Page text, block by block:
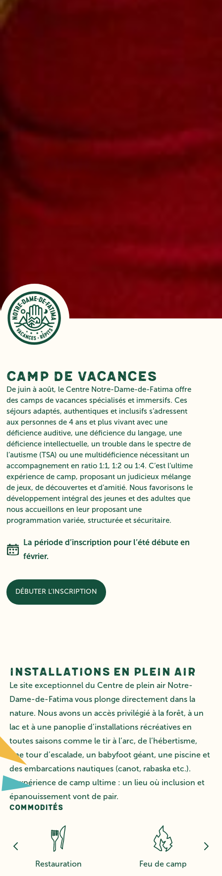
Camp de vacances
De juin à août, le Centre Notre-Dame-de-Fatima offre
des camps de vacances spécialisés et immersifs. Ces
séjours adaptés, authentiques et inclusifs s’adressent
aux personnes de 4 ans et plus vivant avec une
déficience auditive, une déficience du langage, une
déficience intellectuelle, un trouble dans le spectre de
l’autisme (TSA) ou une multidéficience nécessitant un
accompagnement en ratio 1:1, 1:2 ou 1:4. C’est l’ultime
expérience de camp, proposant un judicieux mélange
de jeux, de découvertes et d’amitié. Nous favorisons le
développement intégral des jeunes et des adultes que
nous accueillons en leur proposant une
programmation variée, structurée et sécuritaire.
La période d’inscription pour l’été débute en
février.
DÉBUTER L’INSCRIPTION
Installations en plein air
Le site exceptionnel du Centre de plein air Notre-
Dame-de-Fatima vous plonge directement dans la
nature. Nous avons un accès privilégié à la forêt, à un
lac et à une panoplie d’installations récréatives en
toutes saisons comme le tir à l’arc, de l’hébertisme,
une tour d’escalade, un babyfoot géant, une piscine et
des embarcations nautiques (canot, rabaska etc.).
L’expérience de camp ultime : un lieu où inclusion et
épanouissement vont de pair.
Commodités
Feu de camp Wifi